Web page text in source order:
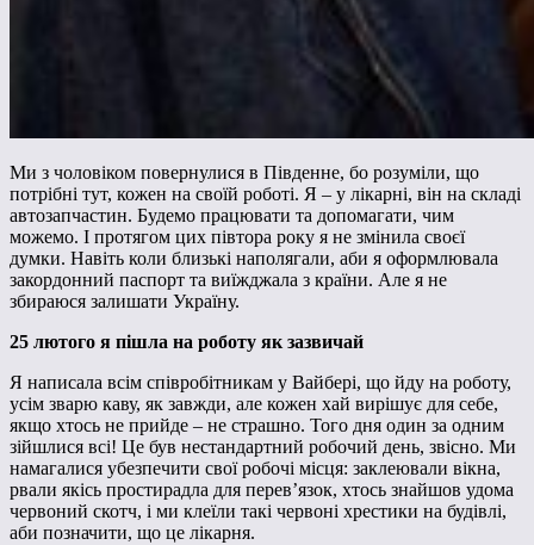
Ми з чоловіком повернулися в Південне, бо розуміли, що
потрібні тут, кожен на своїй роботі. Я – у лікарні, він на складі
автозапчастин. Будемо працювати та допомагати, чим
можемо. І протягом цих півтора року я не змінила своєї
думки. Навіть коли близькі наполягали, аби я оформлювала
закордонний паспорт та виїжджала з країни. Але я не
збираюся залишати Україну.
25 лютого я пішла на роботу як зазвичай
Я написала всім співробітникам у Вайбері, що йду на роботу,
усім зварю каву, як завжди, але кожен хай вирішує для себе,
якщо хтось не прийде – не страшно. Того дня один за одним
зійшлися всі! Це був нестандартний робочий день, звісно. Ми
намагалися убезпечити свої робочі місця: заклеювали вікна,
рвали якісь простирадла для перев’язок, хтось знайшов удома
червоний скотч, і ми клеїли такі червоні хрестики на будівлі,
аби позначити, що це лікарня.